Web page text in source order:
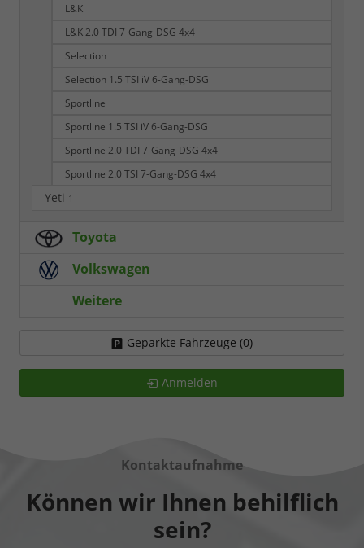
L&K
L&K 2.0 TDI 7-Gang-DSG 4x4
Selection
Selection 1.5 TSI iV 6-Gang-DSG
Sportline
Sportline 1.5 TSI iV 6-Gang-DSG
Sportline 2.0 TDI 7-Gang-DSG 4x4
Sportline 2.0 TSI 7-Gang-DSG 4x4
Yeti 1
Toyota
Volkswagen
Weitere
Geparkte Fahrzeuge (0)
Anmelden
Kontaktaufnahme
Können wir Ihnen behilflich
sein?